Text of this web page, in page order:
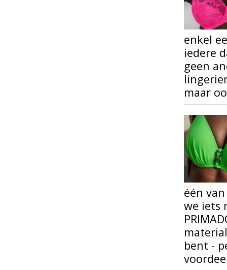
enkel
iedere
geen
maar
één
we iets
bent -